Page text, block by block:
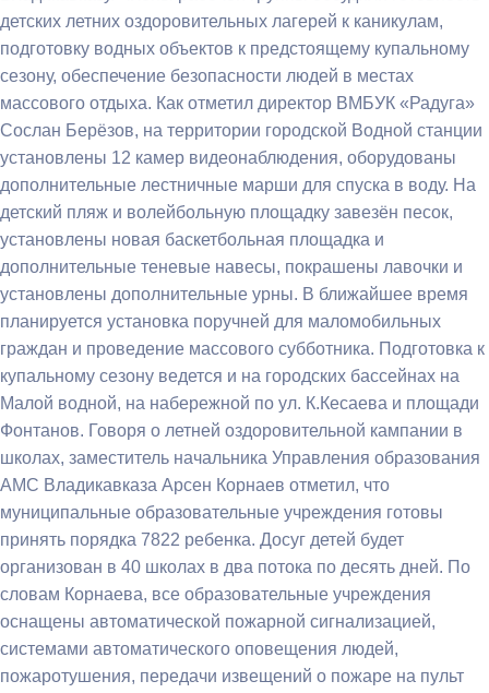
детских летних оздоровительных лагерей к каникулам,
подготовку водных объектов к предстоящему купальному
сезону, обеспечение безопасности людей в местах
массового отдыха. Как отметил директор ВМБУК «Радуга»
Сослан Берёзов, на территории городской Водной станции
установлены 12 камер видеонаблюдения, оборудованы
дополнительные лестничные марши для спуска в воду. На
детский пляж и волейбольную площадку завезён песок,
установлены новая баскетбольная площадка и
дополнительные теневые навесы, покрашены лавочки и
установлены дополнительные урны. В ближайшее время
планируется установка поручней для маломобильных
граждан и проведение массового субботника. Подготовка к
купальному сезону ведется и на городских бассейнах на
Малой водной, на набережной по ул. К.Кесаева и площади
Фонтанов. Говоря о летней оздоровительной кампании в
школах, заместитель начальника Управления образования
АМС Владикавказа Арсен Корнаев отметил, что
муниципальные образовательные учреждения готовы
принять порядка 7822 ребенка. Досуг детей будет
организован в 40 школах в два потока по десять дней. По
словам Корнаева, все образовательные учреждения
оснащены автоматической пожарной сигнализацией,
системами автоматического оповещения людей,
пожаротушения, передачи извещений о пожаре на пульт